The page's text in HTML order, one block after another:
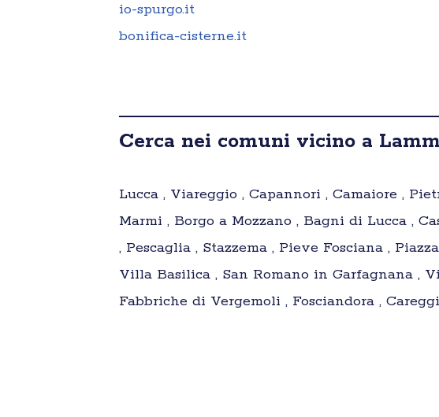
io-spurgo.it
bonifica-cisterne.it
Cerca nei comuni vicino a
Lucca , Viareggio , Capannori , Camaiore ,
Marmi , Borgo a Mozzano , Bagni di Lucca ,
, Pescaglia , Stazzema , Pieve Fosciana ,
Villa Basilica , San Romano in Garfagnana ,
Fabbriche di Vergemoli , Fosciandora ,